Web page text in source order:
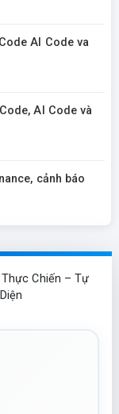
AI Code va
AI Code và
cảnh báo
Chiến – Tự